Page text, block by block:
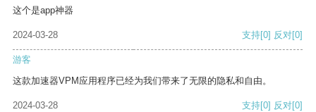
这个是app神器
2024-03-28 支持[0] 反对[0]
游客
这款加速器VPM应用程序已经为我们带来了无限的隐私和自由。
2024-03-28 支持[0] 反对[0]